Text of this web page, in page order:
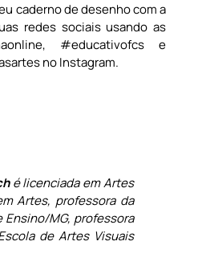
caderno de desenho com a
redes sociais usando as
#educativofcs e
no Instagram.
é licenciada em Artes
Artes, professora da
Ensino/MG, professora
de Artes Visuais